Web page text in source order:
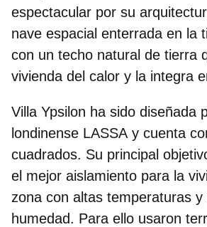
espectacular por su
nave espacial enterrada en la
con un techo natural de tierra
vivienda del calor y la integra
Villa Ypsilon ha sido diseñada
londinense LASSA y cuenta
cuadrados. Su principal
el mejor aislamiento para la
zona con altas temperaturas y
humedad. Para ello usaron